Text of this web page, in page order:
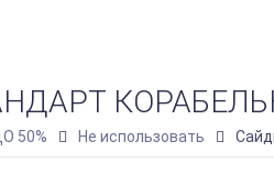
50% Не использовать